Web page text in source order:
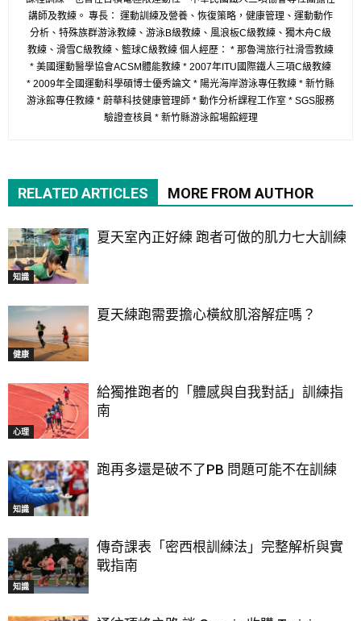
講師及教練。 專長： 運動訓練及營養、恢復策略，健康管理、運動動作
分析、特殊族群游泳教練、游泳B級教練、風浪板C級教練、獨木舟C級
教練、滑雪C級教練、籃球C級教練 個人經歷： * 那魯灣旅行社滑雪教練
* 美國運動醫學協會ACSM體能教練 * 2007年ITU國際鐵人三項C級教練
* 2009年全國運動科學碩博士優秀論文 * 陽光海岸游泳專任教練 * 新竹縣
游泳館專任教練 * 蔚華科技健康管理師 * 動作分析課程工作室 * SGS服務
驗證查核員 * 新竹縣游泳館場館經理
RELATED ARTICLES MORE FROM AUTHOR
知識
夏天室內正好練 跑者可做的肌力七大訓練
健康
夏天練跑需要擔心橫紋肌溶解症嗎？
心理
給獨推跑者的「體感與自我對話」訓練指
南
知識
跑再多還是破不了PB 問題可能不在訓練
知識
傳奇課表「密西根訓練法」完整解析與實
戰指南